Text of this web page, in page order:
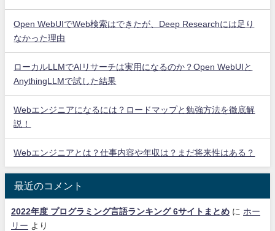
Open WebUIでWeb検索はできたが、Deep Researchには足り
なかった理由
ローカルLLMでAIリサーチは実用になるのか？Open WebUIと
AnythingLLMで試した結果
Webエンジニアになるには？ロードマップと勉強方法を徹底解
説！
Webエンジニアとは？仕事内容や年収は？まだ将来性はある？
最近のコメント
2022年度 プログラミング言語ランキング 6サイトまとめ に ホー
リー より